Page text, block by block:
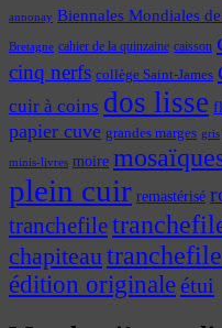
annonay Biennales Mondiales
Bretagne cahier de la quinzaine caisson
cinq nerfs collège Saint-James
cuir à coins dos lisse
papier cuve grandes marges gris
minis-livres moire
plein cuir remastérisé
tranchefile
chapiteau
édition originaleétui